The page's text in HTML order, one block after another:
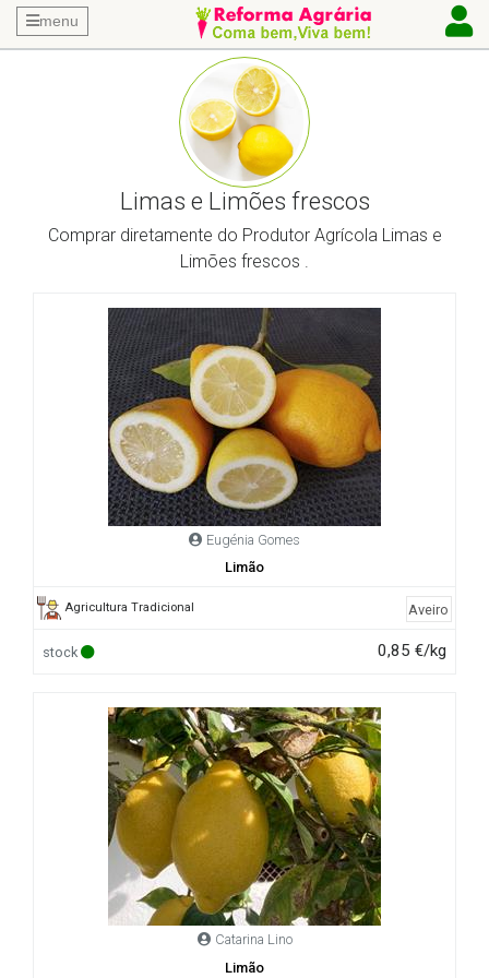
menu
Limas e Limões frescos
Comprar diretamente do Produtor Agrícola Limas e
Limões frescos .
Eugénia Gomes
Limão
Agricultura Tradicional Aveiro
stock 0,85 €/kg
Catarina Lino
Limão